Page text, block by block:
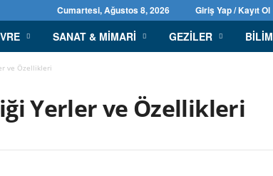
Cumartesi, Ağustos 8, 2026 Giriş Yap / Kayıt Ol
SANAT & MIMARI GEZILER BILIM
ve Özellikleri
Yerler ve Özellikleri